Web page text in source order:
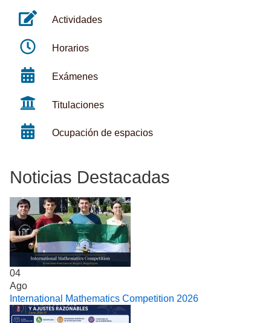
Actividades
Horarios
Exámenes
Titulaciones
Ocupación de espacios
Noticias Destacadas
04
Ago
International Mathematics Competition 2026